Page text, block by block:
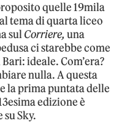
quelle 19mila
tema di quarta liceo
sulCorriere, una
ci starebbe come
ideale. Com’era?
nulla. A questa
la prima puntata delle
edizione è
Sky.